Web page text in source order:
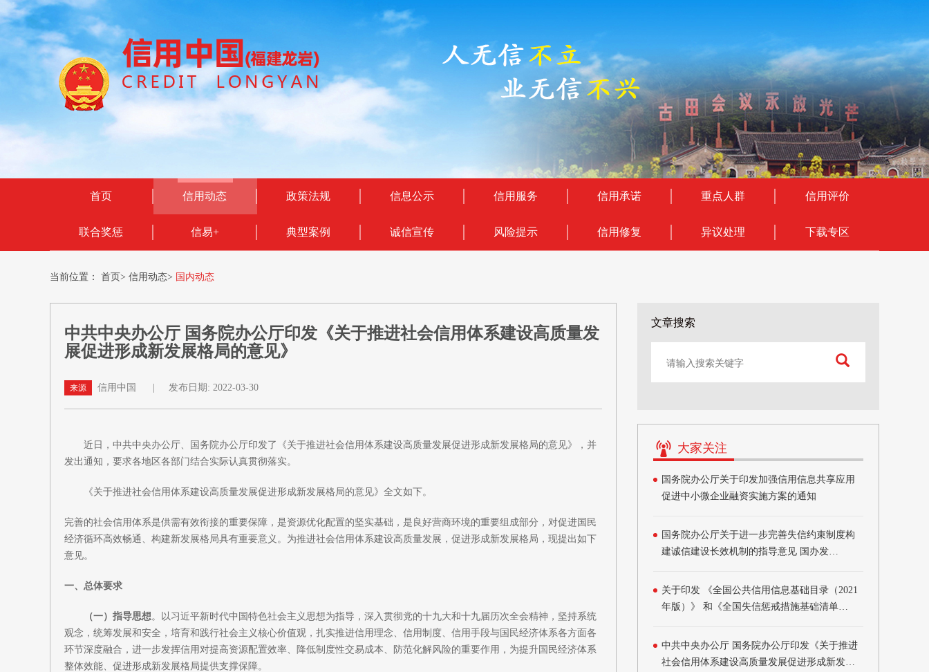
首页 信用动态 政策法规 信息公示 信用服务 信用承诺 重点人群 信用评价
联合奖惩 信易+ 典型案例 诚信宣传 风险提示 信用修复 异议处理 下载专区
当前位置： 首页> 信用动态> 国内动态
中共中央办公厅 国务院办公厅印发《关于推进社会信用体系建设高质量发
展促进形成新发展格局的意见》
来源 信用中国 发布日期: 2022-03-30
近日，中共中央办公厅、国务院办公厅印发了《关于推进社会信用体系建设高质量发展促进形成新发展格局的意见》，并
发出通知，要求各地区各部门结合实际认真贯彻落实。
《关于推进社会信用体系建设高质量发展促进形成新发展格局的意见》全文如下。
完善的社会信用体系是供需有效衔接的重要保障，是资源优化配置的坚实基础，是良好营商环境的重要组成部分，对促进国民
经济循环高效畅通、构建新发展格局具有重要意义。为推进社会信用体系建设高质量发展，促进形成新发展格局，现提出如下
意见。
一、总体要求
（一）指导思想。以习近平新时代中国特色社会主义思想为指导，深入贯彻党的十九大和十九届历次全会精神，坚持系统
观念，统筹发展和安全，培育和践行社会主义核心价值观，扎实推进信用理念、信用制度、信用手段与国民经济体系各方面各
环节深度融合，进一步发挥信用对提高资源配置效率、降低制度性交易成本、防范化解风险的重要作用，为提升国民经济体系
整体效能、促进形成新发展格局提供支撑保障。
文章搜索
大家关注
国务院办公厅关于印发加强信用信息共享应用
促进中小微企业融资实施方案的通知
国务院办公厅关于进一步完善失信约束制度构
建诚信建设长效机制的指导意见 国办发
关于印发 《全国公共信用信息基础目录（2021
年版）》 和《全国失信惩戒措施基础清单
中共中央办公厅 国务院办公厅印发《关于推进
社会信用体系建设高质量发展促进形成新发展